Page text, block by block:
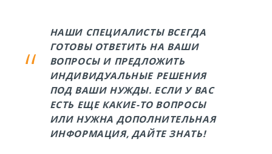
НАШИ СПЕЦИАЛИСТЫ ВСЕГДА
ГОТОВЫ ОТВЕТИТЬ НА ВАШИ
ВОПРОСЫ И ПРЕДЛОЖИТЬ
ИНДИВИДУАЛЬНЫЕ РЕШЕНИЯ
ПОД ВАШИ НУЖДЫ. ЕСЛИ У ВАС
ЕСТЬ ЕЩЕ КАКИЕ-ТО ВОПРОСЫ
ИЛИ НУЖНА ДОПОЛНИТЕЛЬНАЯ
ИНФОРМАЦИЯ, ДАЙТЕ ЗНАТЬ!